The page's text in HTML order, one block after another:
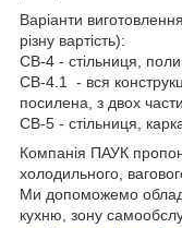
Варіанти
різну вартість):
СВ-4 - стільниця,
СВ-4.1 - вся
посилена, з двох
СВ-5 - стільниця,
Компанія ПАУК
холодильного,
Ми допоможемо
кухню, зону